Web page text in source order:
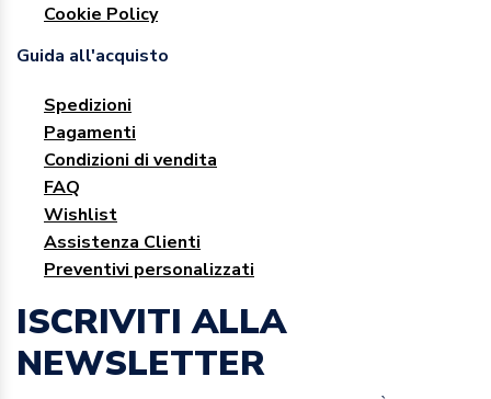
Cookie Policy
Guida all'acquisto
Spedizioni
Pagamenti
Condizioni di vendita
FAQ
Wishlist
Assistenza Clienti
Preventivi personalizzati
ISCRIVITI ALLA
NEWSLETTER